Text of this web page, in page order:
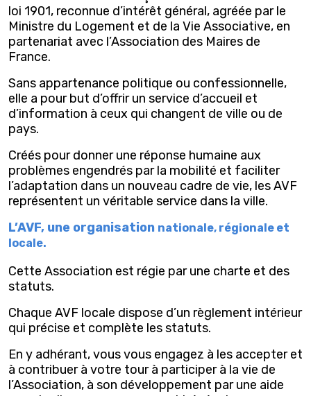
loi 1901, reconnue d’intérêt général, agréée par le
Ministre du Logement et de la Vie Associative, en
partenariat avec l’Association des Maires de
France.
Sans appartenance politique ou confessionnelle,
elle a pour but d’offrir un service d’accueil et
d’information à ceux qui changent de ville ou de
pays.
Créés pour donner une réponse humaine aux
problèmes engendrés par la mobilité et faciliter
l’adaptation dans un nouveau cadre de vie, les AVF
représentent un véritable service dans la ville.
L’AVF, une organisation nationale, régionale et
locale.
Cette Association est régie par une charte et des
statuts.
Chaque AVF locale dispose d’un règlement intérieur
qui précise et complète les statuts.
En y adhérant, vous vous engagez à les accepter et
à contribuer à votre tour à participer à la vie de
l’Association, à son développement par une aide